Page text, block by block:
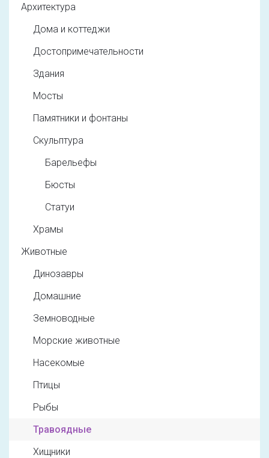
Архитектура
Дома и коттеджи
Достопримечательности
Здания
Мосты
Памятники и фонтаны
Скульптура
Барельефы
Бюсты
Статуи
Храмы
Животные
Динозавры
Домашние
Земноводные
Морские животные
Насекомые
Птицы
Рыбы
Травоядные
Хищники